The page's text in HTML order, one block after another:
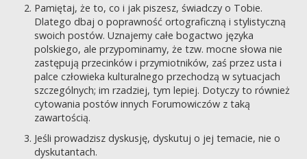
Pamiętaj, że to, co i jak piszesz, świadczy o Tobie.
Dlatego dbaj o poprawność ortograficzną i stylistyczną
swoich postów. Uznajemy całe bogactwo języka
polskiego, ale przypominamy, że tzw. mocne słowa nie
zastępują przecinków i przymiotników, zaś przez usta i
palce człowieka kulturalnego przechodzą w sytuacjach
szczególnych; im rzadziej, tym lepiej. Dotyczy to również
cytowania postów innych Forumowiczów z taką
zawartością.
Jeśli prowadzisz dyskusję, dyskutuj o jej temacie, nie o
dyskutantach.